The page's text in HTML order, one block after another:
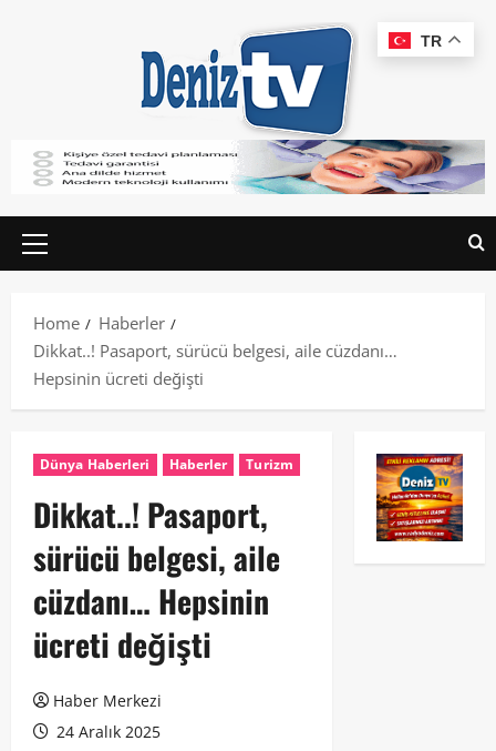
Home
Haberler
Dikkat..! Pasaport, sürücü belgesi, aile cüzdanı…
Hepsinin ücreti değişti
Dünya Haberleri Haberler Turizm
Dikkat..! Pasaport,
sürücü belgesi, aile
cüzdanı… Hepsinin
ücreti değişti
Haber Merkezi
24 Aralık 2025
TR